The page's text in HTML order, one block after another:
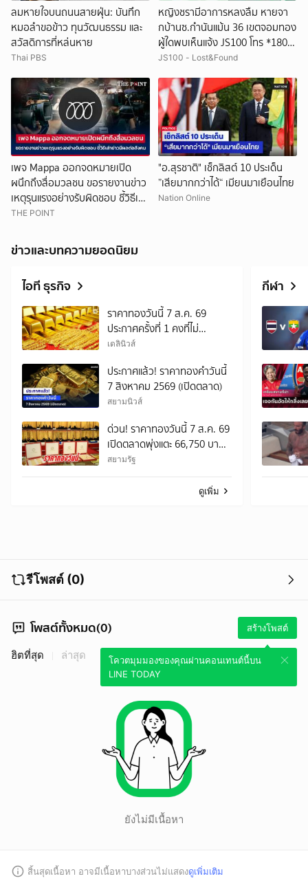
ลมหายใจบนถนนสายฝุ่น: บันทึก
หมอลำขอข้าว ทุนวัฒนธรรม และ
สวัสดิการที่หล่นหาย
Thai PBS
หญิงชรามีอาการหลงลืม หายจา
กบ้านซ.กำนันแม้น 36 เขตจอมทอง
ผู้ใดพบเห็นแจ้ง JS100 โทร *1808
หรือ 1137
JS100 - Lost&Found
เพจ Mappa ออกจดหมายเปิด
ผนึกถึงสื่อมวลชน ขอรายงานข่าว
เหตุรุนแรงอย่างรับผิดชอบ ชี้วิธีเล่า
ข่าวมีผลต่อสังคม
THE POINT
"อ.สุรชาติ" เช็กลิสต์ 10 ประเด็น
”เสียมากกว่าได้“ เมียนมาเยือนไทย
Nation Online
ข่าวและบทความยอดนิยม
ไอที ธุรกิจ
ราคาทองวันนี้ 7 ส.ค. 69
ประกาศครั้งที่ 1 คงที่ไม่
เปลี่ยนแปลง
เดลินิวส์
ประกาศแล้ว! ราคาทองคำวันนี้
7 สิงหาคม 2569 (เปิดตลาด)
สยามนิวส์
ด่วน! ราคาทองวันนี้ 7 ส.ค. 69
เปิดตลาดพุ่งแตะ 66,750 บาท
เช็กราคาทองแท่ง-รูปพรรณ
สยามรัฐ
ดูเพิ่ม
กีฬา
รีโพสต์ (0)
โพสต์ทั้งหมด(0) สร้างโพสต์
โควตมุมมองของคุณผ่านคอนเทนต์นี้บน
LINE TODAY
ฮิตที่สุด ล่าสุด
ยังไม่มีเนื้อหา
สิ้นสุดเนื้อหา อาจมีเนื้อหาบางส่วนไม่แสดงดูเพิ่มเติม